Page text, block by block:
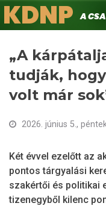
Ugrás
a
Keresés
KDNPA családokért.
„A
tudják,
volt már
2026. június 5.,
Két évvel ezelőtt az
pontos tárgyalási
szakértői és politikai
tizenegyből kilenc